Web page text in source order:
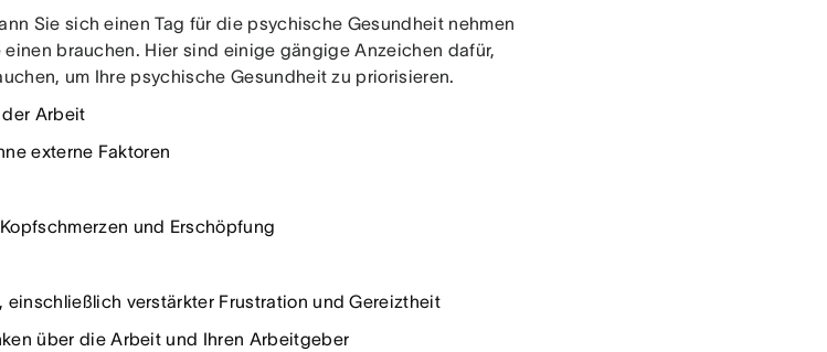
Sie sich einen Tag für die psychische Gesundheit nehmen
brauchen. Hier sind einige gängige Anzeichen dafür,
um Ihre psychische Gesundheit zu priorisieren.
Arbeit
externe Faktoren
und Erschöpfung
einschließlich verstärkter Frustration und Gereiztheit
über die Arbeit und Ihren Arbeitgeber